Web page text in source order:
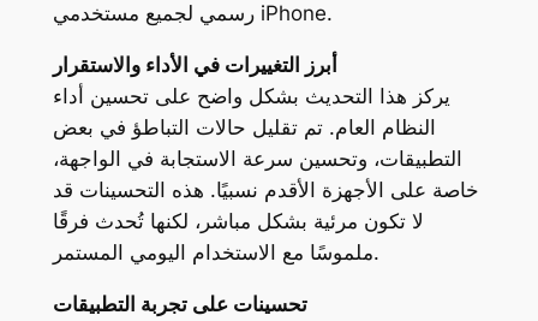
رسمي لجميع مستخدمي iPhone.
أبرز التغييرات في الأداء والاستقرار
يركز هذا التحديث بشكل واضح على تحسين أداء
النظام العام. تم تقليل حالات التباطؤ في بعض
التطبيقات، وتحسين سرعة الاستجابة في الواجهة،
خاصة على الأجهزة الأقدم نسبيًا. هذه التحسينات قد
لا تكون مرئية بشكل مباشر، لكنها تُحدث فرقًا
ملموسًا مع الاستخدام اليومي المستمر.
تحسينات على تجربة التطبيقات